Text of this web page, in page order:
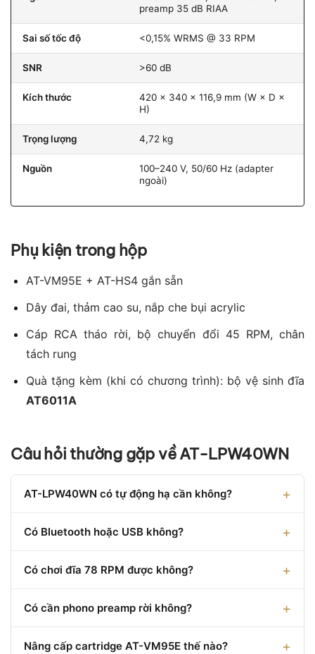
preamp 35 dB RIAA
Sai số tốc độ <0,15% WRMS @ 33 RPM
SNR >60 dB
Kích thước
420 × 340 × 116,9 mm (W × D ×
H)
Trọng lượng 4,72 kg
Nguồn
100–240 V, 50/60 Hz (adapter
ngoài)
Phụ kiện trong hộp
AT-VM95E + AT-HS4 gắn sẵn
Dây đai, thảm cao su, nắp che bụi acrylic
Cáp RCA tháo rời, bộ chuyển đổi 45 RPM, chân
tách rung
Quà tặng kèm (khi có chương trình): bộ vệ sinh đĩa
AT6011A
Câu hỏi thường gặp về AT-LPW40WN
AT-LPW40WN có tự động hạ cần không?
Có Bluetooth hoặc USB không?
Có chơi đĩa 78 RPM được không?
Có cần phono preamp rời không?
Nâng cấp cartridge AT-VM95E thế nào?